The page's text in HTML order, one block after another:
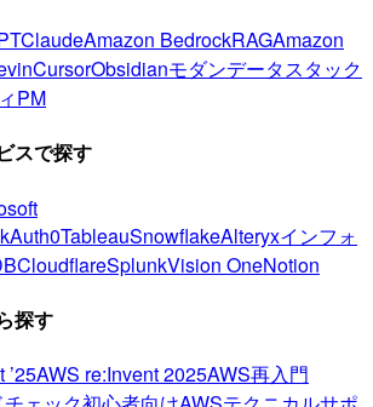
ClaudeAmazon BedrockRAGAmazon
CursorObsidianモダンデータスタック
PM
スで探す
Auth0TableauSnowflakeAlteryxインフォ
CloudflareSplunkVision OneNotion
探す
AWS re:Invent 2025AWS再入門